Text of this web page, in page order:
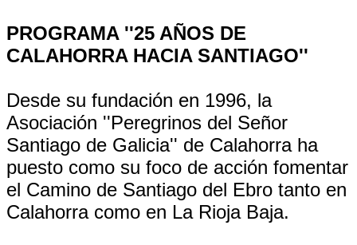
PROGRAMA ''25 AÑOS DE
CALAHORRA HACIA SANTIAGO''
Desde su fundación en 1996, la
Asociación ''Peregrinos del Señor
Santiago de Galicia'' de Calahorra ha
puesto como su foco de acción fomentar
el Camino de Santiago del Ebro tanto en
Calahorra como en La Rioja Baja.